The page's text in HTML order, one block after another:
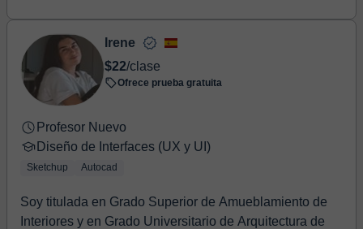
Irene
$22/clase
Ofrece prueba gratuita
Profesor Nuevo
Diseño de Interfaces (UX y UI)
Sketchup Autocad
Soy titulada en Grado Superior de Amueblamiento de
Interiores y en Grado Universitario de Arquitectura de